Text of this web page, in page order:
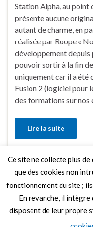
Station Alpha, au point
présente aucune
autant de charme, en
réalisée par Roope «
développement depuis
pouvoir sortir à la fin de
uniquement car il a été
Fusion 2 (logiciel pour
des formations sur nos
Lire la suite
Ce site ne collecte plus
que des cookies non
fonctionnement du site ;
En revanche, il intègre
disposent de leur propre